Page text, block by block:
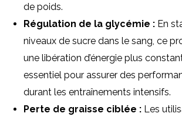
de poids.
Régulation de la glycémie : En
niveaux de sucre dans le sang, ce
une libération d’énergie plus
essentiel pour assurer des
durant les entraînements intensifs.
Perte de graisse ciblée : Les